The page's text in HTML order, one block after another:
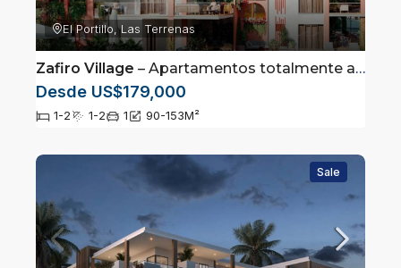
El Portillo, Las Terrenas
Zafiro Village – Apartamentos totalmente amueblados en Las Terrenas, Samaná
Desde US$179,000
1-2 1-2 1 90-153M²
Sale